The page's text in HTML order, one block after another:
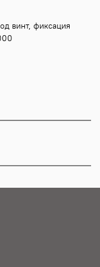
винт, фиксация